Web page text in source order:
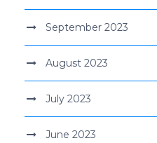
September 2023
August 2023
July 2023
June 2023